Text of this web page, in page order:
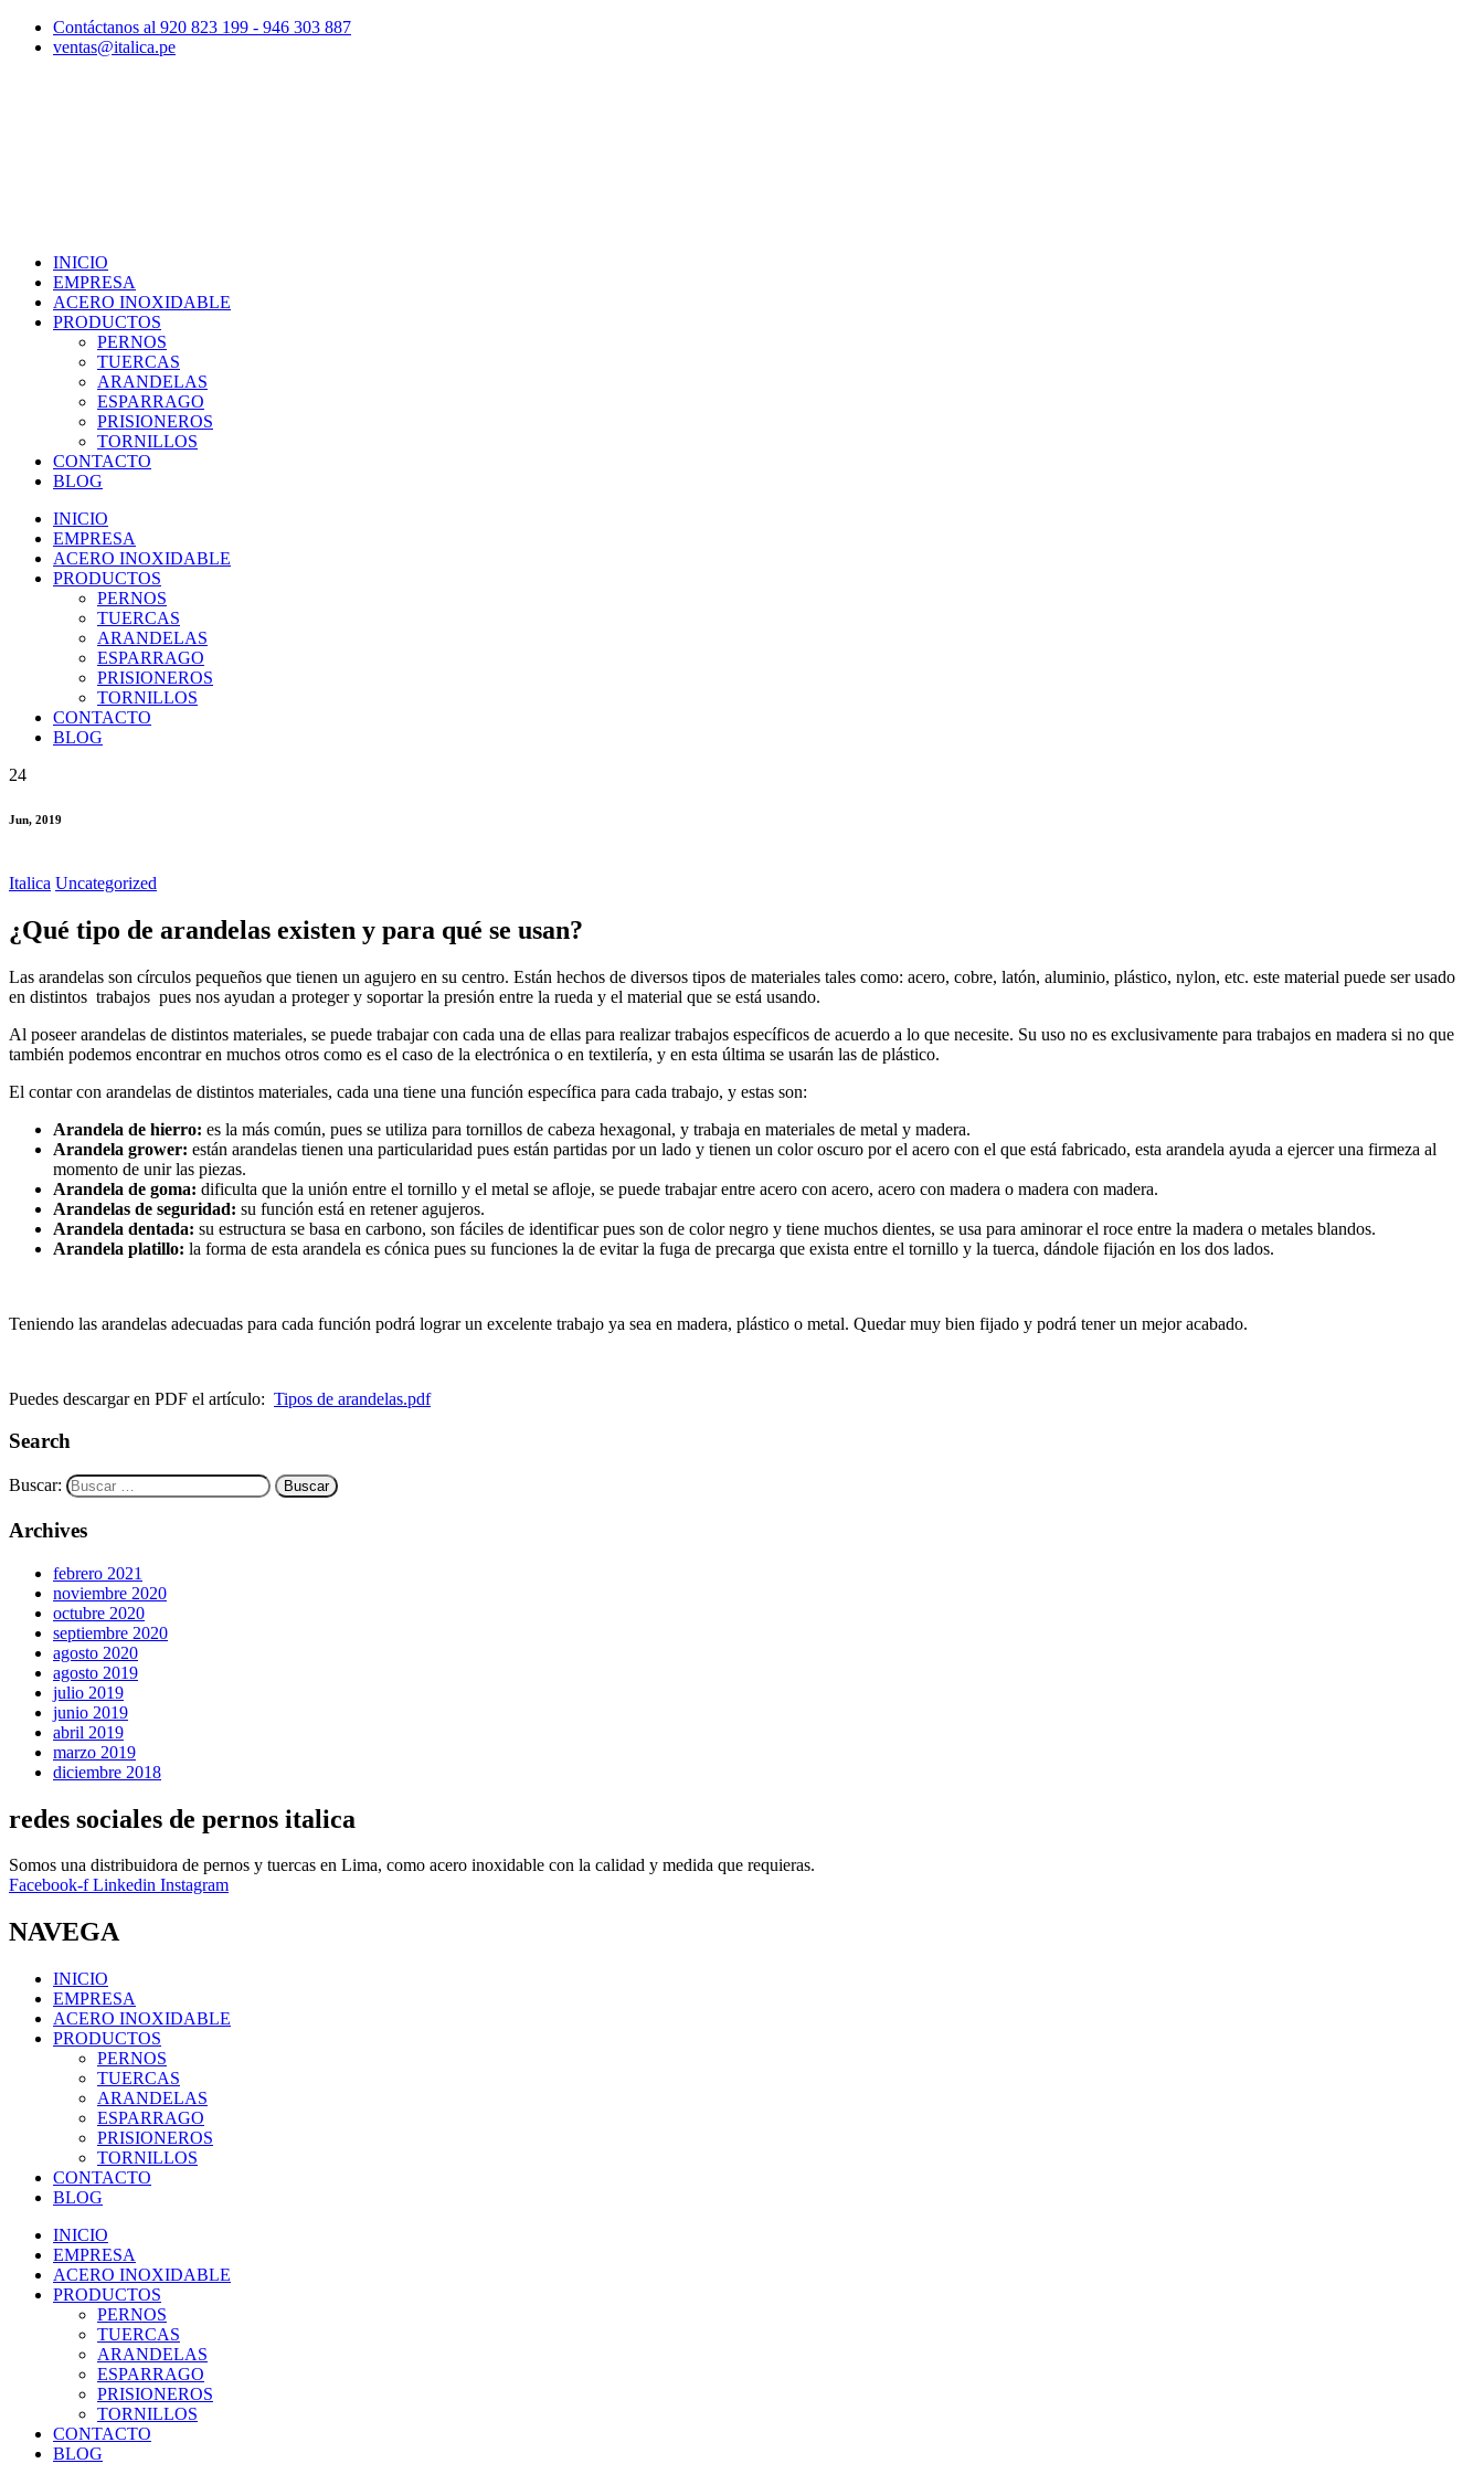
Contáctanos al 920 823 199 - 946 303 887
ventas@italica.pe
INICIO
EMPRESA
ACERO INOXIDABLE
PRODUCTOS
PERNOS
TUERCAS
ARANDELAS
ESPARRAGO
PRISIONEROS
TORNILLOS
CONTACTO
BLOG
INICIO
EMPRESA
ACERO INOXIDABLE
PRODUCTOS
PERNOS
TUERCAS
ARANDELAS
ESPARRAGO
PRISIONEROS
TORNILLOS
CONTACTO
BLOG
24
Jun, 2019
Italica Uncategorized
¿Qué tipo de arandelas existen y para qué se usan?
Las arandelas son círculos pequeños que tienen un agujero en su centro. Están hechos de diversos tipos de materiales tales como: acero, cobre, latón, aluminio, plástico, nylon, etc. este material puede ser usado
en distintos trabajos pues nos ayudan a proteger y soportar la presión entre la rueda y el material que se está usando.
Al poseer arandelas de distintos materiales, se puede trabajar con cada una de ellas para realizar trabajos específicos de acuerdo a lo que necesite. Su uso no es exclusivamente para trabajos en madera si no que
también podemos encontrar en muchos otros como es el caso de la electrónica o en textilería, y en esta última se usarán las de plástico.
El contar con arandelas de distintos materiales, cada una tiene una función específica para cada trabajo, y estas son:
Arandela de hierro: es la más común, pues se utiliza para tornillos de cabeza hexagonal, y trabaja en materiales de metal y madera.
Arandela grower: están arandelas tienen una particularidad pues están partidas por un lado y tienen un color oscuro por el acero con el que está fabricado, esta arandela ayuda a ejercer una firmeza al
momento de unir las piezas.
Arandela de goma: dificulta que la unión entre el tornillo y el metal se afloje, se puede trabajar entre acero con acero, acero con madera o madera con madera.
Arandelas de seguridad: su función está en retener agujeros.
Arandela dentada: su estructura se basa en carbono, son fáciles de identificar pues son de color negro y tiene muchos dientes, se usa para aminorar el roce entre la madera o metales blandos.
Arandela platillo: la forma de esta arandela es cónica pues su funciones la de evitar la fuga de precarga que exista entre el tornillo y la tuerca, dándole fijación en los dos lados.
Teniendo las arandelas adecuadas para cada función podrá lograr un excelente trabajo ya sea en madera, plástico o metal. Quedar muy bien fijado y podrá tener un mejor acabado.
Puedes descargar en PDF el artículo: Tipos de arandelas.pdf
Search
Buscar:
Archives
febrero 2021
noviembre 2020
octubre 2020
septiembre 2020
agosto 2020
agosto 2019
julio 2019
junio 2019
abril 2019
marzo 2019
diciembre 2018
redes sociales de pernos italica
Somos una distribuidora de pernos y tuercas en Lima, como acero inoxidable con la calidad y medida que requieras.
Facebook-f Linkedin Instagram
NAVEGA
INICIO
EMPRESA
ACERO INOXIDABLE
PRODUCTOS
PERNOS
TUERCAS
ARANDELAS
ESPARRAGO
PRISIONEROS
TORNILLOS
CONTACTO
BLOG
INICIO
EMPRESA
ACERO INOXIDABLE
PRODUCTOS
PERNOS
TUERCAS
ARANDELAS
ESPARRAGO
PRISIONEROS
TORNILLOS
CONTACTO
BLOG